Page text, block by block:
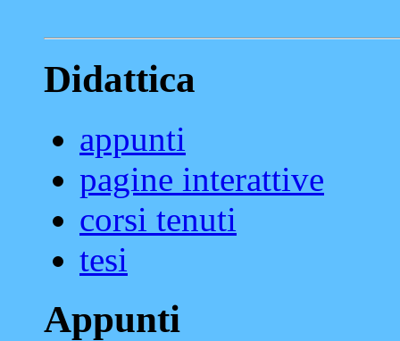
Didattica
appunti
pagine interattive
corsi tenuti
tesi
Appunti